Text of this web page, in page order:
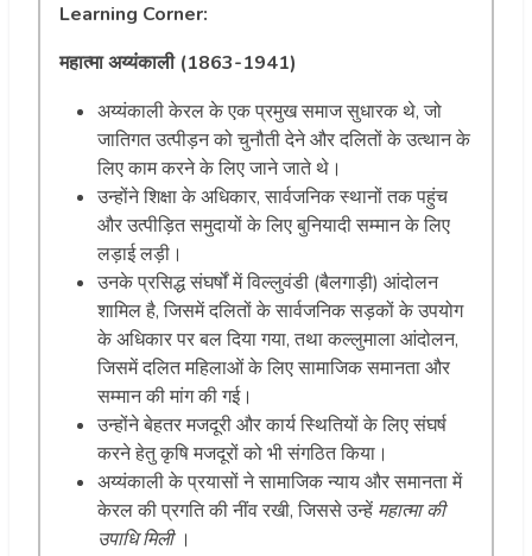
Learning Corner:
महात्मा अय्यंकाली (1863-1941)
अय्यंकाली केरल के एक प्रमुख समाज सुधारक थे, जो
जातिगत उत्पीड़न को चुनौती देने और दलितों के उत्थान के
लिए काम करने के लिए जाने जाते थे।
उन्होंने शिक्षा के अधिकार, सार्वजनिक स्थानों तक पहुंच
और उत्पीड़ित समुदायों के लिए बुनियादी सम्मान के लिए
लड़ाई लड़ी।
उनके प्रसिद्ध संघर्षों में विल्लुवंडी (बैलगाड़ी) आंदोलन
शामिल है, जिसमें दलितों के सार्वजनिक सड़कों के उपयोग
के अधिकार पर बल दिया गया, तथा कल्लुमाला आंदोलन,
जिसमें दलित महिलाओं के लिए सामाजिक समानता और
सम्मान की मांग की गई।
उन्होंने बेहतर मजदूरी और कार्य स्थितियों के लिए संघर्ष
करने हेतु कृषि मजदूरों को भी संगठित किया।
अय्यंकाली के प्रयासों ने सामाजिक न्याय और समानता में
केरल की प्रगति की नींव रखी, जिससे उन्हें महात्मा की
उपाधि मिली ।